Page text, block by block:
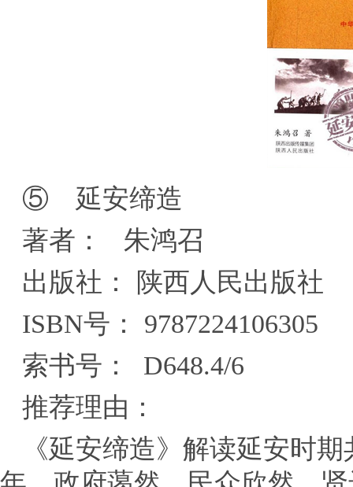
⑤ 延安缔造
著者： 朱鸿召
出版社： 陕西人民出版社
ISBN号： 9787224106305
索书号： D648.4/6
推荐理由：
《延安缔造》解读延安时